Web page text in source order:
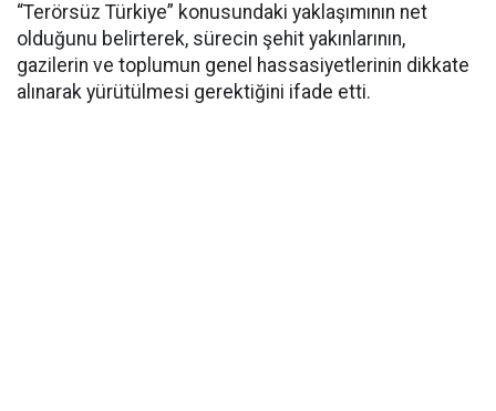
“Terörsüz Türkiye” konusundaki yaklaşımının net
olduğunu belirterek, sürecin şehit yakınlarının,
gazilerin ve toplumun genel hassasiyetlerinin dikkate
alınarak yürütülmesi gerektiğini ifade etti.